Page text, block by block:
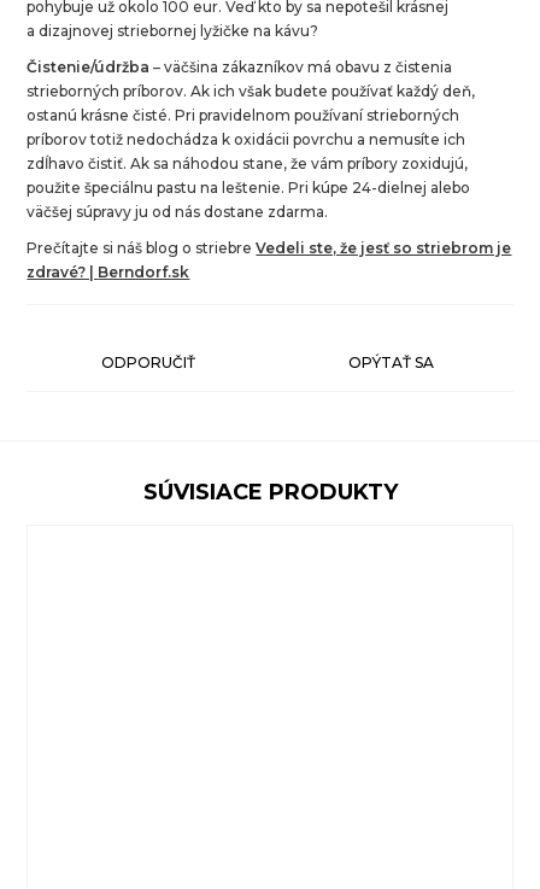
pohybuje už okolo 100 eur. Veď kto by sa nepotešil krásnej
a dizajnovej striebornej lyžičke na kávu?
Čistenie/údržba – väčšina zákazníkov má obavu z čistenia
strieborných príborov. Ak ich však budete používať každý deň,
ostanú krásne čisté. Pri pravidelnom používaní strieborných
príborov totiž nedochádza k oxidácii povrchu a nemusíte ich
zdĺhavo čistiť. Ak sa náhodou stane, že vám príbory zoxidujú,
použite špeciálnu pastu na leštenie. Pri kúpe 24-dielnej alebo
väčšej súpravy ju od nás dostane zdarma.
Prečítajte si náš blog o striebreVedeli ste, že jesť so striebrom je
zdravé? | Berndorf.sk
ODPORUČIŤ OPÝTAŤ SA
SÚVISIACE PRODUKTY